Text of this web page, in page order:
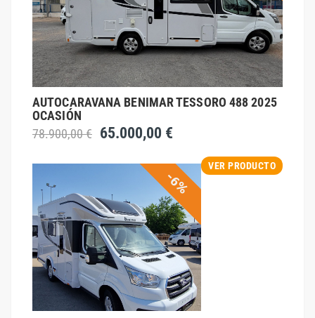
AUTOCARAVANA BENIMAR TESSORO 488 2025
OCASIÓN
78.900,00 € 65.000,00 €
VER PRODUCTO
-6%